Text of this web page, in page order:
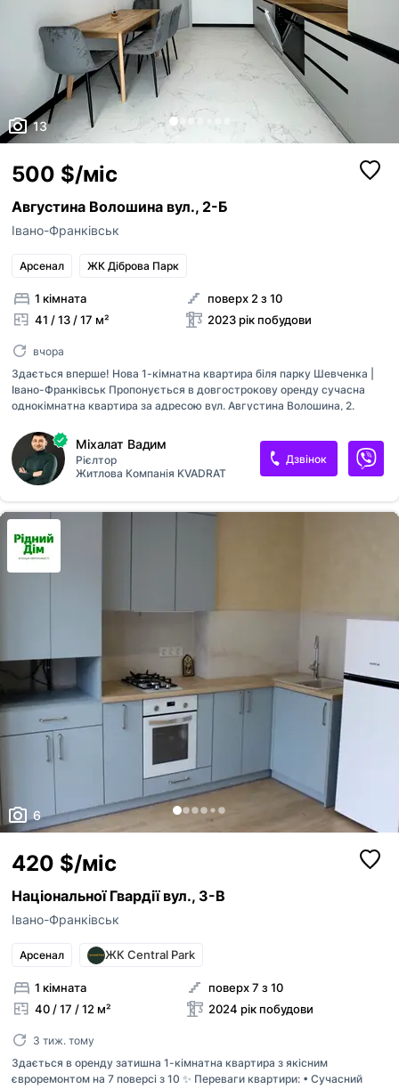
13
500 $/міс
Августина Волошина вул., 2-Б
Івано-Франківськ
Арсенал ЖК Діброва Парк
1 кімната
41 / 13 / 17 м²
поверх 2 з 10
2023 рік побудови
вчора
Здається вперше! Нова 1-кімнатна квартира біля парку Шевченка |
Івано-Франківськ Пропонується в довгострокову оренду сучасна
однокімнатна квартира за адресою вул. Августина Волошина, 2.
пішки до міського озера близько 2 км до центральної частини Івано-
Франківська. Квартира здається вперше – у ній ще ніхто не проживав.
Виконано новий ремонт, встановлено якісні меблі та сучасну
побутову техніку. Планування та комплектація: простора вхідна
група з двома місткими шафами ванна кімната з душовою кабіною та
прально-сушильною машиною кухня, обладнана холодильником,
духовою шафою, мікрохвильовою піччю, індукційною варильною
поверхн...
Міхалат Вадим
Рієлтор
Житлова Компанія KVADRAT
Дзвінок
6
420 $/міс
Національної Гвардії вул., 3-В
Івано-Франківськ
Арсенал ЖК Central Park
1 кімната
40 / 17 / 12 м²
поверх 7 з 10
2024 рік побудови
3 тиж. тому
Здається в оренду затишна 1-кімнатна квартира з якісним
євроремонтом на 7 поверсі з 10 ✨ Переваги квартири: • Сучасний